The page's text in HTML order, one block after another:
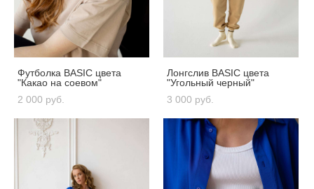
Футболка BASIC цвета
"Какао на соевом"
2 000 pуб.
Лонгслив BASIC цвета
"Угольный черный"
3 000 pуб.